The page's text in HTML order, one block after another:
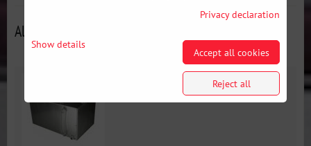
Alternative products
Privacy declaration
Show details
Accept all cookies
Reject all